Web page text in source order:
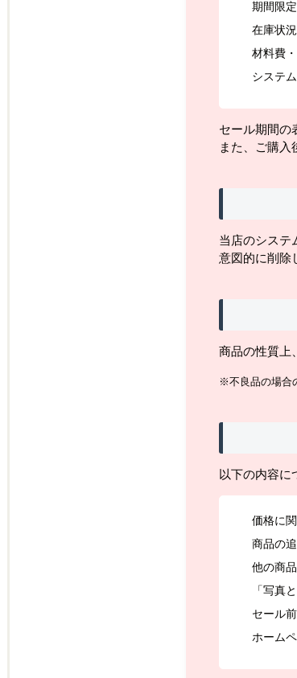
期間限
在庫状況
材料費
システ
セール期間の
また、ご購入
当店のシステ
意図的に削除
商品の性質上、
※不良品の場合
以下の内容に
価格に
商品の
他の商
「写真
セール
ホーム